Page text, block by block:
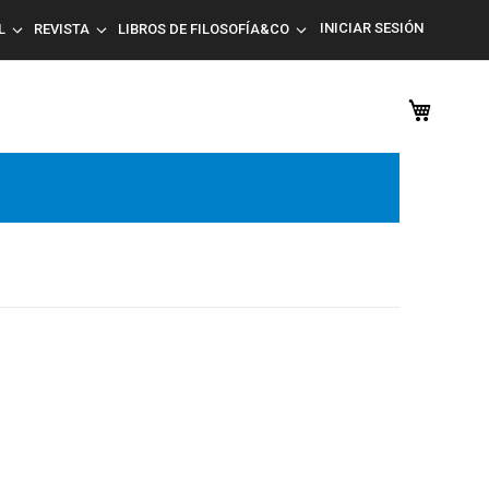
REVISTA LIBROS DE FILOSOFÍA&CO INICIAR SESIÓN